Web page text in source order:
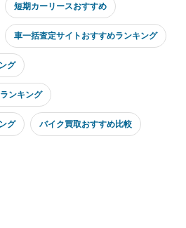
短期カーリースおすすめ
車一括査定サイトおすすめランキング
グ
ンキング
グ バイク買取おすすめ比較